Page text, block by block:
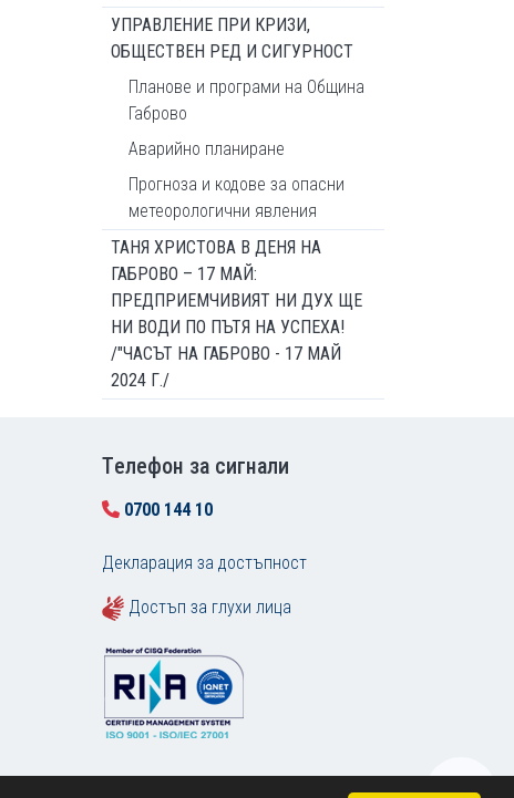
УПРАВЛЕНИЕ ПРИ КРИЗИ,
ОБЩЕСТВЕН РЕД И СИГУРНОСТ
Планове и програми на Община
Габрово
Аварийно планиране
Прогноза и кодове за опасни
метеорологични явления
ТАНЯ ХРИСТОВА В ДЕНЯ НА
ГАБРОВО – 17 МАЙ:
ПРЕДПРИЕМЧИВИЯТ НИ ДУХ ЩЕ
НИ ВОДИ ПО ПЪТЯ НА УСПЕХА!
/"ЧАСЪТ НА ГАБРОВО - 17 МАЙ
2024 Г./
Tелефон за сигнали
0700 144 10
Декларация за достъпност
Достъп за глухи лица